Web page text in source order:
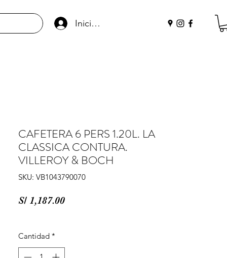
Iniciar sesión
CAFETERA 6 PERS 1.20L. LA
CLASSICA CONTURA.
VILLEROY & BOCH
SKU: VB1043790070
S/ 1,187.00Precio
Cantidad *